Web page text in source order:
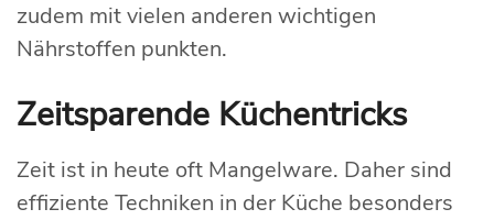
zudem mit vielen anderen wichtigen
Nährstoffen punkten.
Zeitsparende Küchentricks
Zeit ist in heute oft Mangelware. Daher sind
effiziente Techniken in der Küche besonders